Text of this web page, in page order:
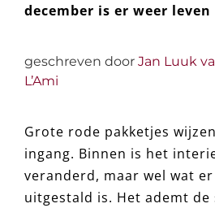
december is er weer
geschreven door Jan Luuk
L’Ami
Grote rode pakketjes
ingang. Binnen is het
veranderd, maar wel wat
uitgestald is. Het ademt